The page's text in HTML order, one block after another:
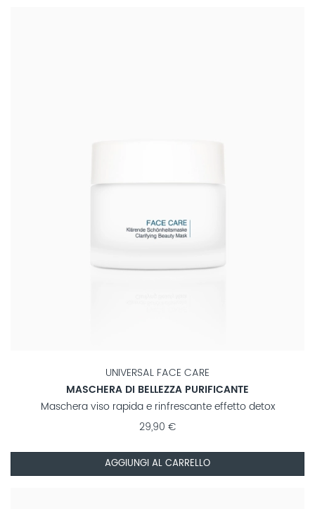
UNIVERSAL FACE CARE
MASCHERA DI BELLEZZA PURIFICANTE
Maschera viso rapida e rinfrescante effetto detox
29,90 €
AGGIUNGI AL CARRELLO